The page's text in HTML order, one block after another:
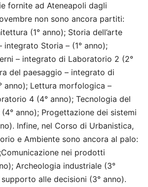
fornite ad Ateneapoli dagli
non sono ancora partiti:
(1° anno); Storia dell’arte
integrato Storia – (1° anno);
– integrato di Laboratorio 2 (2°
del paesaggio – integrato di
anno); Lettura morfologica –
4 (4° anno); Tecnologia del
anno); Progettazione dei sistemi
Infine, nel Corso di Urbanistica,
e Ambiente sono ancora al palo:
nei prodotti
Archeologia industriale (3°
alle decisioni (3° anno).